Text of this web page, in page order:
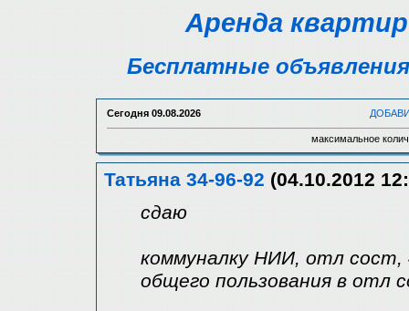
Аренда
Бесплатные
Сегодня 09.08.2026
максимальное
Татьяна 34-96-92 (04.10.2012
сдаю
коммуналку НИИ, отл сост,
общего пользования в отл